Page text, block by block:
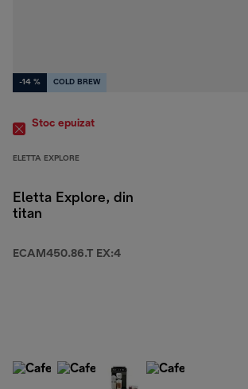
-14 % COLD BREW
Stoc epuizat
ELETTA EXPLORE
Eletta Explore, din
titan
ECAM450.86.T EX:4